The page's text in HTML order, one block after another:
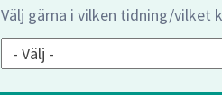
Välj gärna i vilken tidning/vilket